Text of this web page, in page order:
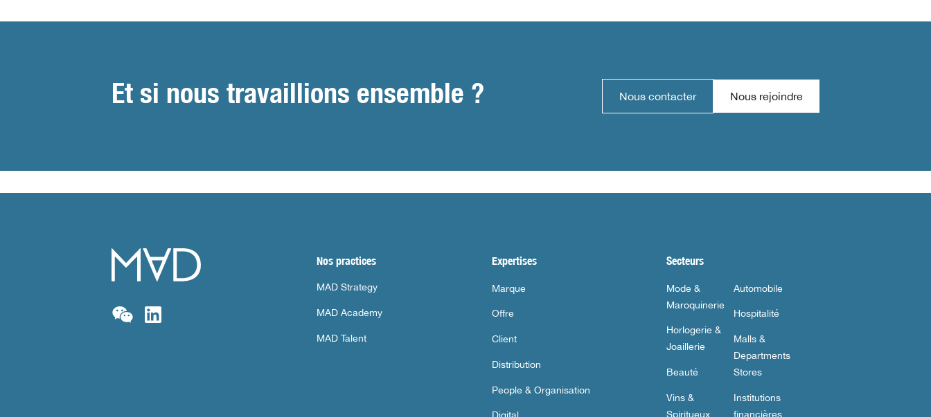
Et si nous travaillions ensemble ? Nous contacter Nous rejoindre
Nos practices
MAD Strategy
MAD Academy
MAD Talent
Expertises
Marque
Offre
Client
Distribution
People & Organisation
Secteurs
Mode &
Maroquinerie
Horlogerie &
Joaillerie
Beauté
Vins &
Spiritueux
Automobile
Hospitalité
Malls &
Departments
Stores
Institutions
financières